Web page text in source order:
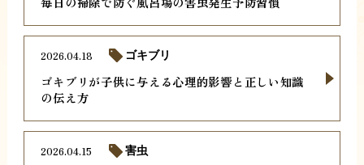
ゴキブリが子供に与える心理的影響と正しい知識
の伝え方
2026.04.18 ゴキブリ
2026.04.15 害虫